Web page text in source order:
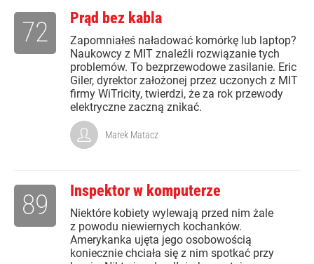
Prąd bez kabla
Zapomniałeś naładować komórkę lub laptop?
Naukowcy z MIT znaleźli rozwiązanie tych
problemów. To bezprzewodowe zasilanie. Eric
Giler, dyrektor założonej przez uczonych z MIT
firmy WiTricity, twierdzi, że za rok przewody
elektryczne zaczną znikać.
72
Marek Matacz
Inspektor w komputerze
Niektóre kobiety wylewają przed nim żale
z powodu niewiernych kochanków.
Amerykanka ujęta jego osobowością
koniecznie chciała się z nim spotkać przy
89